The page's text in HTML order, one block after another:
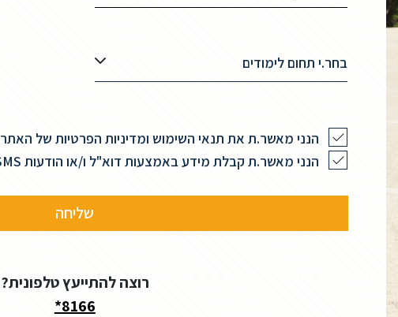
בחר.י תחום לימודים
הנני מאשר.ת את תנאי השימוש ומדיניות הפרטיות של האתר
הנני מאשר.ת קבלת מידע באמצעות דוא"ל ו/או הודעות SMS
רוצה להתייעץ טלפונית?
8166*